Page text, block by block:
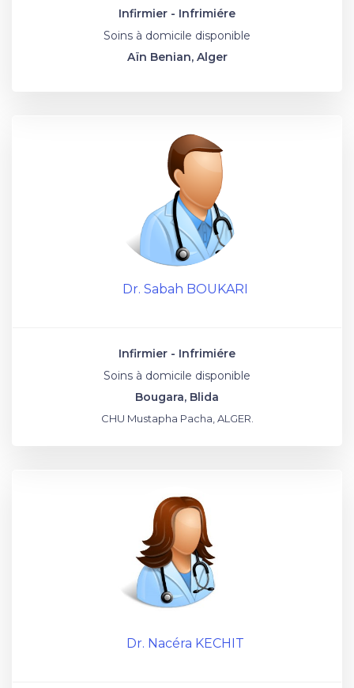
Infirmier - Infrimiére
Soins à domicile disponible
Aïn Benian, Alger
Dr. Sabah BOUKARI
Infirmier - Infrimiére
Soins à domicile disponible
Bougara, Blida
CHU Mustapha Pacha, ALGER.
Dr. Nacéra KECHIT